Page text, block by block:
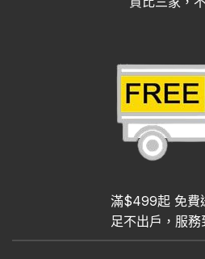
滿$499起 免費
足不出戶，服務